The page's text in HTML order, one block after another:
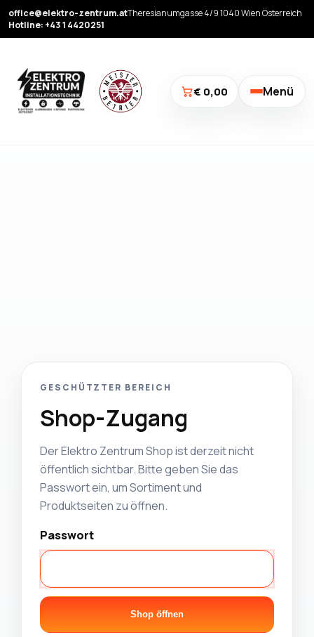
office@elektro-zentrum.atTheresianumgasse 4/9 1040 Wien Österreich
Hotline: +43 1 4420251
€ 0,00 Menü
GESCHÜTZTER BEREICH
Shop-Zugang
Der Elektro Zentrum Shop ist derzeit nicht
öffentlich sichtbar. Bitte geben Sie das
Passwort ein, um Sortiment und
Produktseiten zu öffnen.
Passwort
Shop öffnen